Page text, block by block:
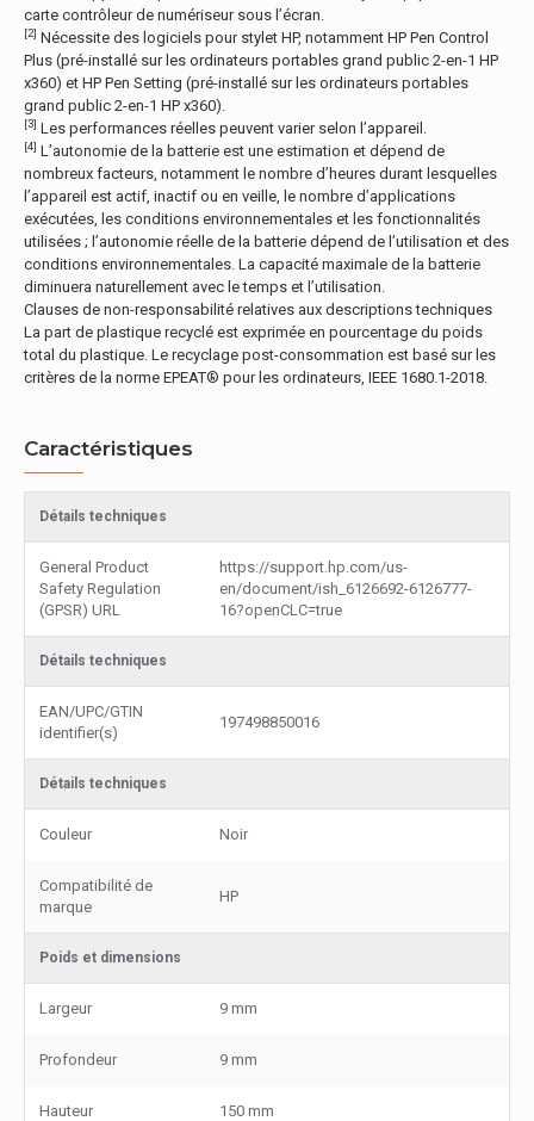
carte contrôleur de numériseur sous l’écran.
[2] Nécessite des logiciels pour stylet HP, notamment HP Pen Control
Plus (pré-installé sur les ordinateurs portables grand public 2-en-1 HP
x360) et HP Pen Setting (pré-installé sur les ordinateurs portables
grand public 2-en-1 HP x360).
[3] Les performances réelles peuvent varier selon l’appareil.
[4] L’autonomie de la batterie est une estimation et dépend de
nombreux facteurs, notamment le nombre d’heures durant lesquelles
l’appareil est actif, inactif ou en veille, le nombre d’applications
exécutées, les conditions environnementales et les fonctionnalités
utilisées ; l’autonomie réelle de la batterie dépend de l’utilisation et des
conditions environnementales. La capacité maximale de la batterie
diminuera naturellement avec le temps et l’utilisation.
Clauses de non-responsabilité relatives aux descriptions techniques
La part de plastique recyclé est exprimée en pourcentage du poids
total du plastique. Le recyclage post-consommation est basé sur les
critères de la norme EPEAT® pour les ordinateurs, IEEE 1680.1-2018.
Caractéristiques
Détails techniques
General Product
Safety Regulation
(GPSR) URL
https://support.hp.com/us-
en/document/ish_6126692-6126777-
16?openCLC=true
Détails techniques
EAN/UPC/GTIN
identifier(s)
197498850016
Détails techniques
Couleur Noir
Compatibilité de
marque
HP
Poids et dimensions
Largeur 9 mm
Profondeur 9 mm
Hauteur 150 mm